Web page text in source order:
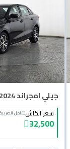
جيلي امجراند GS 2024
سعر الكاش(شامل
32,500